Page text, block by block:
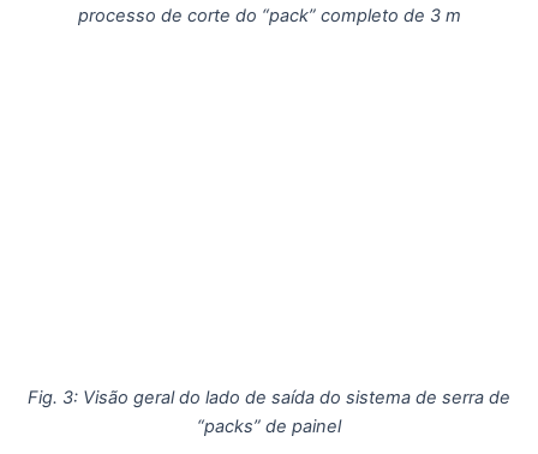
processo de corte do “pack” completo de 3 m
Fig. 3: Visão geral do lado de saída do sistema de serra de
“packs” de painel